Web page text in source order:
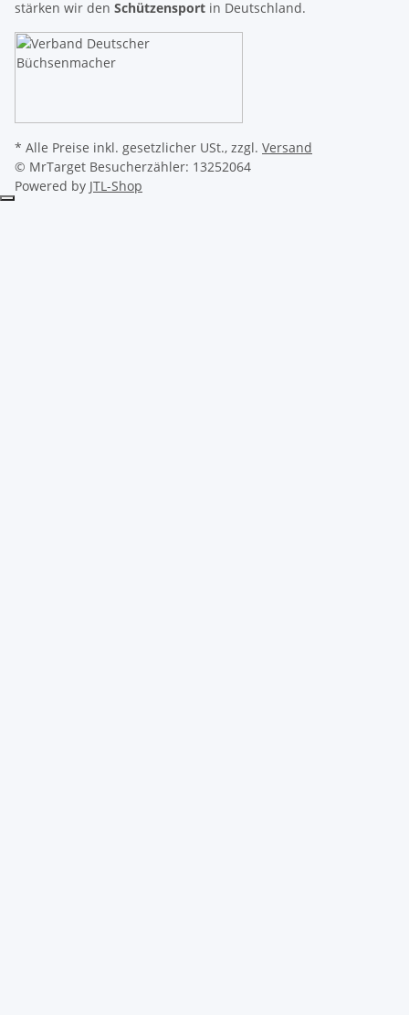
stärken wir den Schützensport in Deutschland.
* Alle Preise inkl. gesetzlicher USt., zzgl. Versand
© MrTarget Besucherzähler: 13252064
Powered by JTL-Shop